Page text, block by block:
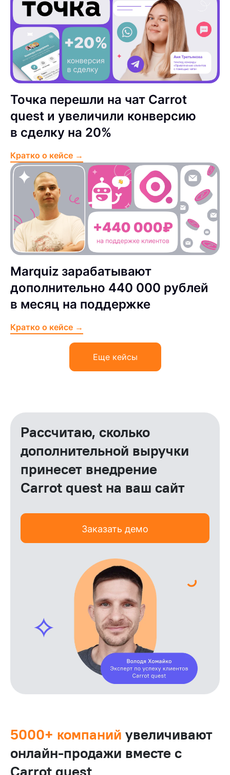
Точка перешли на чат Carrot
quest и увеличили конверсию
в сделку на 20%
Кратко о кейсе →
Marquiz зарабатывают
дополнительно 440 000 рублей
в месяц на поддержке
Кратко о кейсе →
Еще кейсы
Рассчитаю, сколько
дополнительной выручки
принесет внедрение
Carrot quest на ваш сайт
Заказать демо
5000+ компаний увеличивают
онлайн‑продажи вместе с